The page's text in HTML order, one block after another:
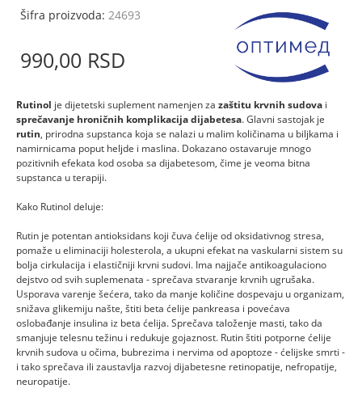
Šifra proizvoda: 24693
990,00 RSD
Rutinol je dijetetski suplement namenjen za zaštitu krvnih sudova i
sprečavanje hroničnih komplikacija dijabetesa. Glavni sastojak je
rutin, prirodna supstanca koja se nalazi u malim količinama u biljkama i
namirnicama poput heljde i maslina. Dokazano ostavaruje mnogo
pozitivnih efekata kod osoba sa dijabetesom, čime je veoma bitna
supstanca u terapiji.
Kako Rutinol deluje:
Rutin je potentan antioksidans koji čuva ćelije od oksidativnog stresa,
pomaže u eliminaciji holesterola, a ukupni efekat na vaskularni sistem su
bolja cirkulacija i elastičniji krvni sudovi. Ima najjače antikoagulaciono
dejstvo od svih suplemenata - sprečava stvaranje krvnih ugrušaka.
Usporava varenje šećera, tako da manje količine dospevaju u organizam,
snižava glikemiju našte, štiti beta ćelije pankreasa i povećava
oslobađanje insulina iz beta ćelija. Sprečava taloženje masti, tako da
smanjuje telesnu težinu i redukuje gojaznost. Rutin štiti potporne ćelije
krvnih sudova u očima, bubrezima i nervima od apoptoze - ćelijske smrti -
i tako sprečava ili zaustavlja razvoj dijabetesne retinopatije, nefropatije,
neuropatije.